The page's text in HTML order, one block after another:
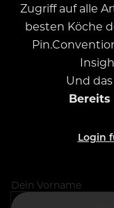
Zugriff auf alle
besten Köche
Und
Bereits
Login
Dein Vorname